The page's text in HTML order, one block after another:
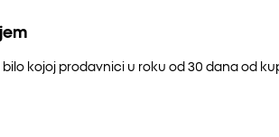
kojoj prodavnici u roku od 30 dana od